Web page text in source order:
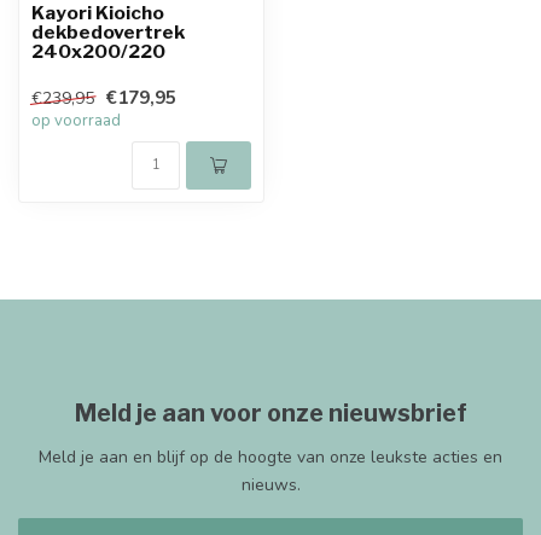
Kayori Kioicho
dekbedovertrek
240x200/220
€239,95 €179,95
op voorraad
Meld je aan voor onze nieuwsbrief
Meld je aan en blijf op de hoogte van onze leukste acties en
nieuws.